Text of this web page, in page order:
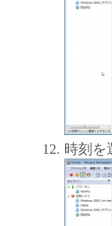
時刻を